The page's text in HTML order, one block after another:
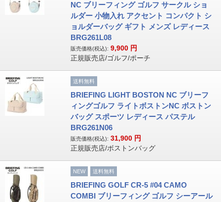
NC ブリーフィング ゴルフ サークル ショ
ルダー 小物入れ アクセント コンパクト シ
ョルダーバッグ ギフト メンズ レディース
BRG261L08
販売価格(税込): 9,900 円
正規販売店/ゴルフ/ポーチ
送料無料
BRIEFING LIGHT BOSTON NC ブリーフ
ィングゴルフ ライトボストンNC ボストン
バッグ スポーツ レディース パステル
BRG261N06
販売価格(税込): 31,900 円
正規販売店/ボストンバッグ
NEW 送料無料
BRIEFING GOLF CR-5 #04 CAMO
COMBI ブリーフィング ゴルフ シーアール